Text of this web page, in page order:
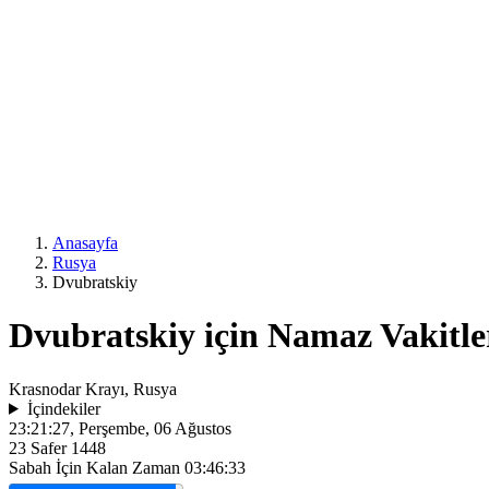
Anasayfa
Rusya
Dvubratskiy
Dvubratskiy için Namaz
Krasnodar Krayı, Rusya
İçindekiler
23:21:27, Perşembe, 06 Ağustos
23 Safer 1448
Sabah İçin Kalan Zaman 03:46:33